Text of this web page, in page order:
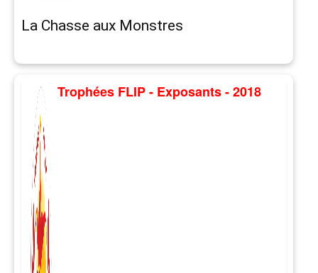
La Chasse aux Monstres
Trophées FLIP - Exposants - 2018